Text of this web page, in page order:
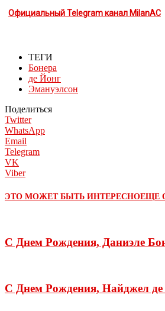
Официальный Telegram канал MilanAC
ТЕГИ
Бонера
де Йонг
Эмануэлсон
Поделиться
Twitter
WhatsApp
Email
Telegram
VK
Viber
ЭТО МОЖЕТ БЫТЬ ИНТЕРЕСНОЕЩЕ
С Днем Рождения, Даниэле
С Днем Рождения, Найджел